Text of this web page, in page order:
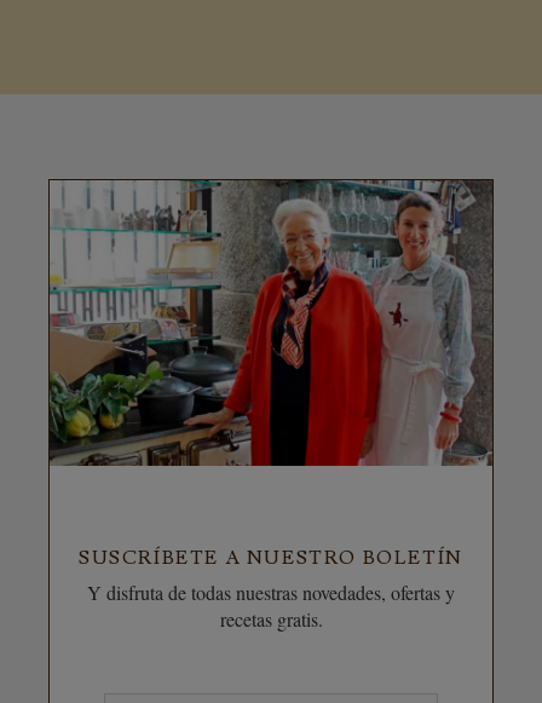
SUSCRÍBETE A NUESTRO BOLETÍN
Y disfruta de todas nuestras novedades, ofertas y
recetas gratis.